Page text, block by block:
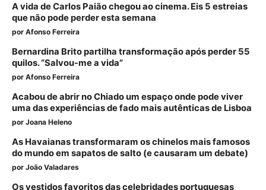
A vida de Carlos Paião chegou ao cinema. Eis 5 estreias
que não pode perder esta semana
por Afonso Ferreira
Bernardina Brito partilha transformação após perder 55
quilos. “Salvou-me a vida”
por Afonso Ferreira
Acabou de abrir no Chiado um espaço onde pode viver
uma das experiências de fado mais autênticas de Lisboa
por Joana Heleno
As Havaianas transformaram os chinelos mais famosos
do mundo em sapatos de salto (e causaram um debate)
por João Valadares
Os vestidos favoritos das celebridades portuguesas